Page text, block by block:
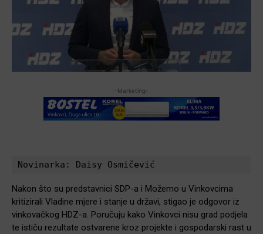
-Marketing-
Novinarka: Daisy Osmičević
Nakon što su predstavnici SDP-a i Možemo u Vinkovcima
kritizirali Vladine mjere i stanje u državi, stigao je odgovor iz
vinkovačkog HDZ-a. Poručuju kako Vinkovci nisu grad podjela
te ističu rezultate ostvarene kroz projekte i gospodarski rast u